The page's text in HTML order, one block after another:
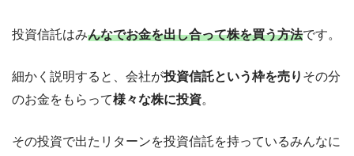
投資信託はみんなでお金を出し合って株を買う方法です。
細かく説明すると、会社が投資信託という枠を売り その分
のお金をもらって様々な株に投資。
その投資で出たリターンを投資信託を持っているみんなに